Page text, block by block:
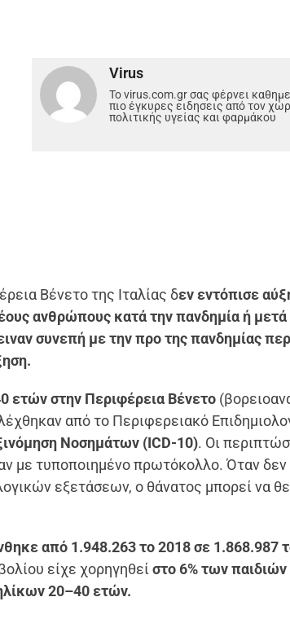
Virus
Το virus.com.gr σας φέρνει
πιο έγκυρες ειδησεις από τον
πολιτικής υγείας και φαρμάκου
Βένετο της Ιταλίας δεν εντόπισε
ανθρώπους κατά την πανδημία ή
συνεπή με την προ της πανδημίας
ετών στην Περιφέρεια Βένετο
από το Περιφερειακό
Νοσημάτων (ICD-10). Οι
με τυποποιημένο πρωτόκολλο. Όταν δεν
εξετάσεων, ο θάνατος μπορεί να
από 1.948.263 το 2018 σε 1.868.987
είχε χορηγηθείστο 6% των
20–40 ετών.